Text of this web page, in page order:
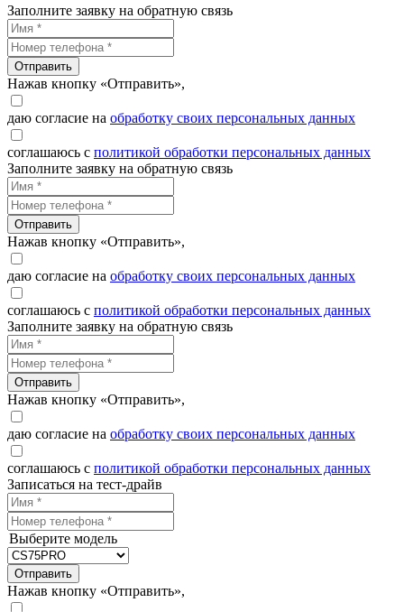
Заполните заявку на обратную связь
Отправить
Нажав кнопку «Отправить»,
даю согласие на обработку своих персональных данных
соглашаюсь с политикой обработки персональных данных
Заполните заявку на обратную связь
Отправить
Нажав кнопку «Отправить»,
даю согласие на обработку своих персональных данных
соглашаюсь с политикой обработки персональных данных
Заполните заявку на обратную связь
Отправить
Нажав кнопку «Отправить»,
даю согласие на обработку своих персональных данных
соглашаюсь с политикой обработки персональных данных
Записаться на тест-драйв
Выберите модель
Отправить
Нажав кнопку «Отправить»,